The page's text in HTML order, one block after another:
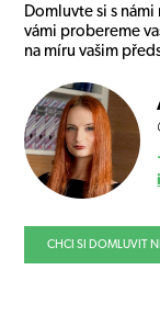
Domluvte si s
vámi probereme
na míru vašim
CHCI SI DOMLUVIT